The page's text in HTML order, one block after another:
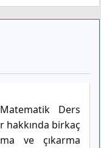
Ders
hakkında birkaç
ve çıkarma